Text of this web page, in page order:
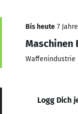
Bis heute 7
Maschinen
Waffenindustrie
Logg Dich